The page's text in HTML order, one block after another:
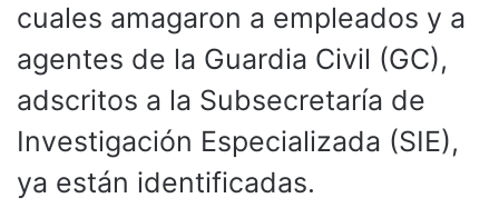
cuales amagaron a empleados y a
agentes de la Guardia Civil (GC),
adscritos a la Subsecretaría de
Investigación Especializada (SIE),
ya están identificadas.